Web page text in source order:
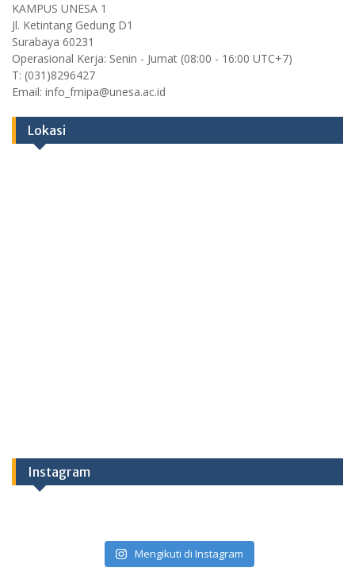
KAMPUS UNESA 1
Jl. Ketintang Gedung D1
Surabaya 60231
Operasional Kerja: Senin - Jumat (08:00 - 16:00 UTC+7)
T: (031)8296427
Email: info_fmipa@unesa.ac.id
Lokasi
Instagram
Mengikuti di Instagram